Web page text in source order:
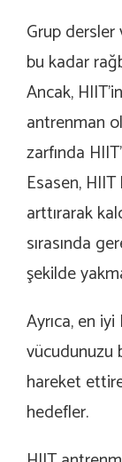
Grup dersler
bu kadar
Ancak,
antrenman
zarfında
Esasen, HIIT
arttırarak
sırasında
şekilde
Ayrıca, en
vücudunuzu
hareket
hedefler.